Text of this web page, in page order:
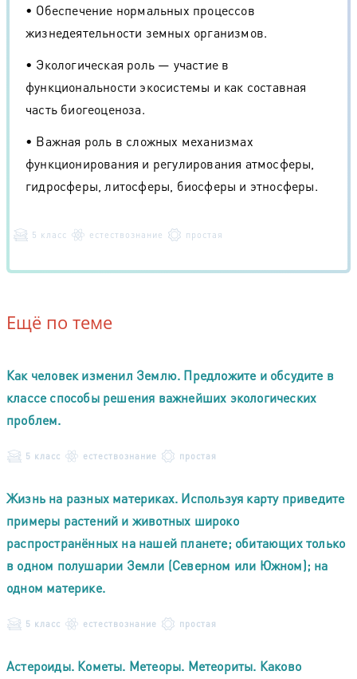
• Обеспечение нормальных процессов
жизнедеятельности земных организмов.
• Экологическая роль — участие в
функциональности экосистемы и как составная
часть биогеоценоза.
• Важная роль в сложных механизмах
функционирования и регулирования атмосферы,
гидросферы, литосферы, биосферы и этносферы.
5 класс естествознание простая
Ещё по теме
Как человек изменил Землю. Предложите и обсудите в
классе способы решения важнейших экологических
проблем.
5 класс естествознание простая
Жизнь на разных материках. Используя карту приведите
примеры растений и животных широко
распространённых на нашей планете; обитающих только
в одном полушарии Земли (Северном или Южном); на
одном материке.
5 класс естествознание простая
Астероиды. Кометы. Метеоры. Метеориты. Каково